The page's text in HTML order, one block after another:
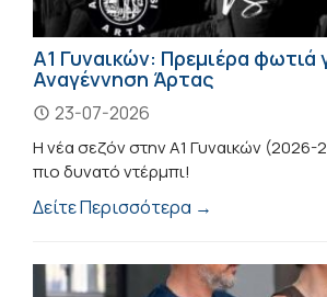
Α1 Γυναικών: Πρεμιέρα φωτιά
Αναγέννηση Άρτας
23-07-2026
Η νέα σεζόν στην Α1 Γυναικών (2026-
πιο δυνατό ντέρμπι!
Δείτε Περισσότερα →